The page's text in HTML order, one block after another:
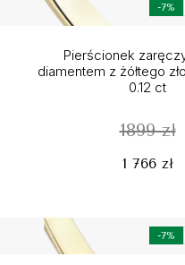
-7%
Pierścionek
diamentem z żółtego
0.12 ct
1899 zł
1 766 zł
-7%